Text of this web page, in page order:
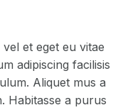
et eget eu vitae
adipiscing facilisis
Aliquet mus a
Habitasse a purus